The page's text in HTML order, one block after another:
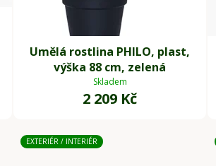
Umělá rostlina PHILO, plast,
výška 88 cm, zelená
Skladem
2 209 Kč
EXTERIÉR / INTERIÉR